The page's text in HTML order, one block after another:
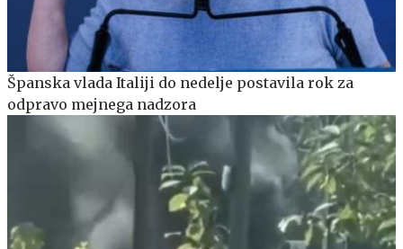
Španska vlada Italiji do nedelje postavila rok za
odpravo mejnega nadzora